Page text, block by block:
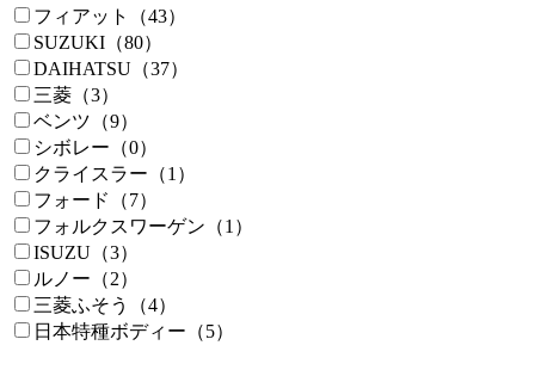
フィアット（43）
SUZUKI（80）
DAIHATSU（37）
三菱（3）
ベンツ（9）
シボレー（0）
クライスラー（1）
フォード（7）
フォルクスワーゲン（1）
ISUZU（3）
ルノー（2）
三菱ふそう（4）
日本特種ボディー（5）